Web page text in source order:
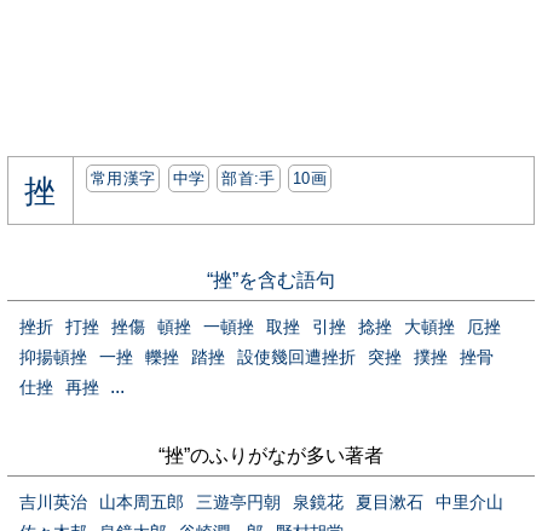
挫 常用漢字 中学 部首:⼿ 10画
“挫”を含む語句
挫折 打挫 挫傷 頓挫 一頓挫 取挫 引挫 捻挫 大頓挫
厄挫
抑揚頓挫
一挫 轢挫 踏挫 設使幾回遭挫折 突挫 撲挫
挫骨
仕挫
再挫 ...
“挫”のふりがなが多い著者
吉川英治 山本周五郎 三遊亭円朝 泉鏡花 夏目漱石
中里介山